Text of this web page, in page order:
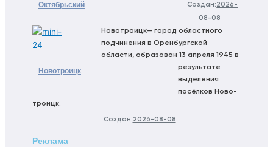
Октябрьский Создан:2026-
08-08
Новотроицк
Новотроицк— город областного
подчинения в Оренбургской
области, образован 13 апреля 1945 в
результате
выделения
посёлков Ново-
троицк.
Создан:2026-08-08
Реклама